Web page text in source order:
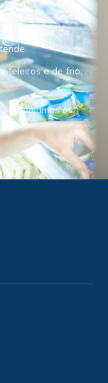
de
e de frio,
retomamos os